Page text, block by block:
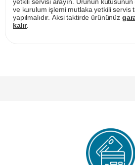
ve kurulum işlemi mutlaka yetkili servis
yapılmalıdır. Aksi taktirde ürününüz
kalır.